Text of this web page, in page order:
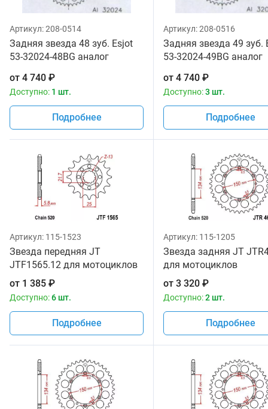
Артикул:208-0514
Задняя звезда 48 зуб. Esjot
53-32024-48BG аналог
от 4 740 ₽
Доступно: 1 шт.
Подробнее
Артикул:208-0516
Задняя звезда 49 зуб.
53-32024-49BG аналог
от 4 740 ₽
Доступно:3 шт.
Подробнее
Артикул: 115-1523
Звезда передняя JT
JTF1565.12 для мотоциклов
от 1 385 ₽
Доступно:6 шт.
Подробнее
Артикул: 115-1205
Звезда задняя JT
для мотоциклов
от 3 320 ₽
Доступно:2 шт.
Подробнее